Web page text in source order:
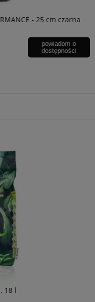
- 25 cm czarna
powiadom o
dostępności
18 l